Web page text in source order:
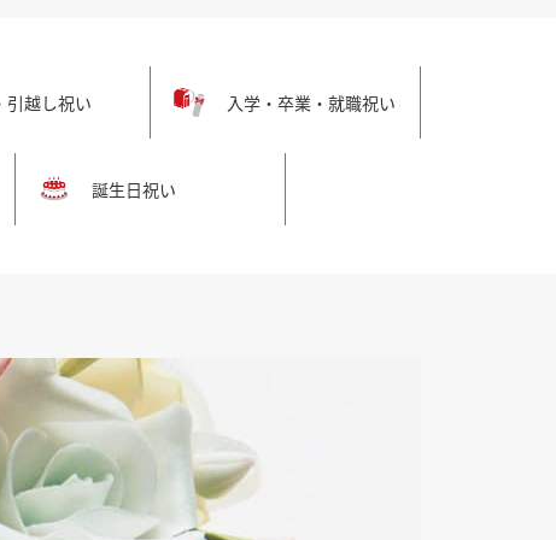
引越し祝い 入学・卒業・就職祝い
誕生日祝い